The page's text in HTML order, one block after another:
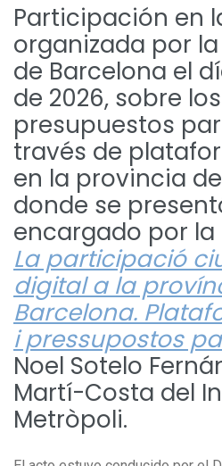
Participación en
organizada por
de Barcelona el
de 2026, sobre los
presupuestos
través de
en la provincia
donde se
encargado por
La participació
digital a la
Barcelona.
i pressupostos
Noel Sotelo
Martí-Costa del
Metròpoli.